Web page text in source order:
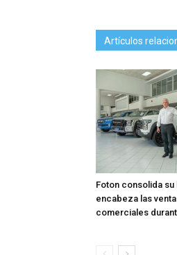
Artículos
Foton consolida
encabeza las
comerciales